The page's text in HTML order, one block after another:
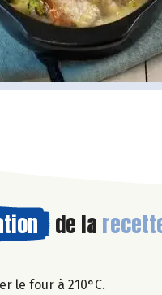
de la
le four à 210°C.